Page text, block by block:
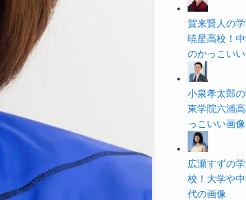
賀来賢人の
暁星高校！
のかっこい
小泉孝太郎
東学院六浦
っこいい画像
広瀬すずの
校！大学や
代の画像